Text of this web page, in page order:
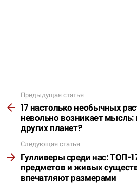
Подробнее
Предыдущая статья
17 настолько необычных
невольно возникает
других планет?
Следующая статья
Гулливеры среди нас: ТОП-
предметов и живых
впечатляют размерами